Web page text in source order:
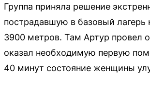
Группа приняла решение
пострадавшую в базовый лагерь
3900 метров. Там Артур провел
оказал необходимую первую
40 минут состояние женщины